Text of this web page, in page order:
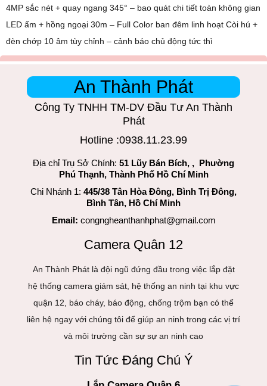
4MP sắc nét + quay ngang 345° – bao quát chi tiết toàn không gian
LED ấm + hồng ngoại 30m – Full Color ban đêm linh hoạt Còi hú +
đèn chớp 10 âm tùy chỉnh – cảnh báo chủ động tức thì
An Thành Phát
Công Ty TNHH TM-DV Đầu Tư An Thành
Phát
Hotline :0938.11.23.99
Địa chỉ Trụ Sở Chính: 51 Lũy Bán Bích, , Phường
Phú Thạnh, Thành Phố Hồ Chí Minh
Chi Nhánh 1: 445/38 Tân Hòa Đông, Bình Trị Đông,
Bình Tân, Hồ Chí Minh
Email: congngheanthanhphat@gmail.com
Camera Quân 12
An Thành Phát là đội ngũ đứng đầu trong việc lắp đặt
hệ thống camera giám sát, hệ thống an ninh tại khu vực
quận 12, báo cháy, báo động, chống trộm bạn có thể
liên hệ ngay với chúng tôi để giúp an ninh trong các vị trí
và môi trường cần sự sự an ninh cao
Tin Tức Đáng Chú Ý